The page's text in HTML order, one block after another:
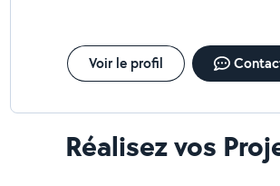
Voir le profil
Réalisez vos